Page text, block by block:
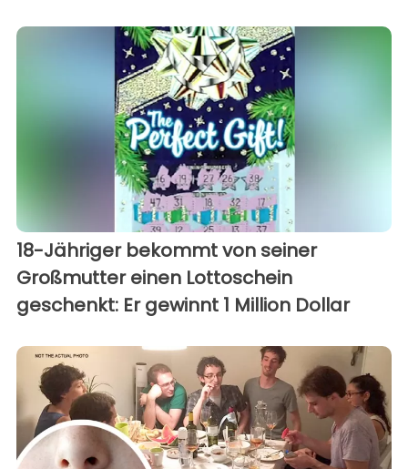
18-Jähriger bekommt von seiner
Großmutter einen Lottoschein
geschenkt: Er gewinnt 1 Million Dollar